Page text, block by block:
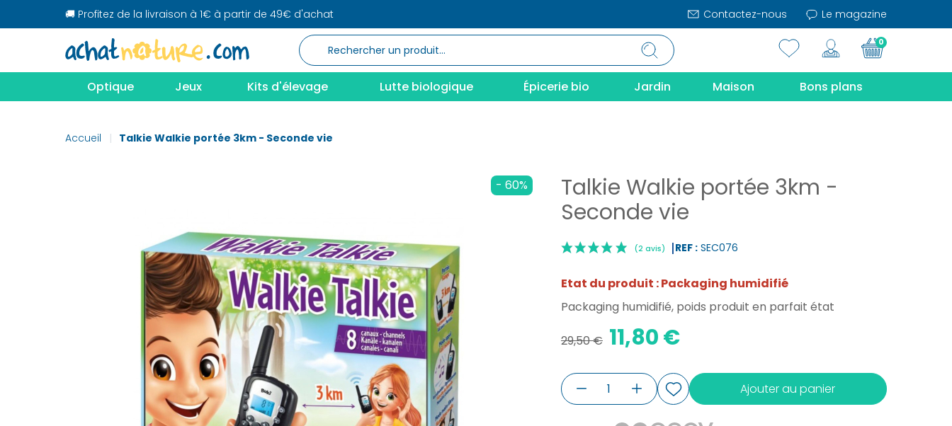
🚚 Profitez de la livraison à 1€ à partir de 49€ d'achat Contactez-nous Le magazine
0
Optique Jeux Kits d'élevage Lutte biologique Épicerie bio Jardin Maison Bons plans
Accueil Talkie Walkie portée 3km - Seconde vie
- 60%
Talkie Walkie portée 3km -
Seconde vie
REF : SEC076
|
Etat du produit : Packaging humidifié
Packaging humidifié, poids produit en parfait état
29,50 € 11,80 €
Ajouter au panier